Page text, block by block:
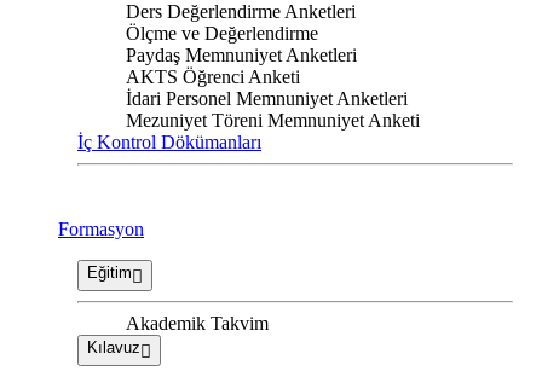
Ders Değerlendirme Anketleri
Ölçme ve Değerlendirme
Paydaş Memnuniyet Anketleri
AKTS Öğrenci Anketi
İdari Personel Memnuniyet Anketleri
Mezuniyet Töreni Memnuniyet Anketi
İç Kontrol Dökümanları
Formasyon
Eğitim
Akademik Takvim
Kılavuz